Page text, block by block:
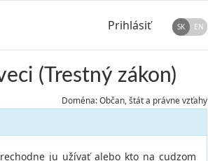
Prihlásiť SK EN
(Trestný zákon)
Doména: Občan, štát a právne vzťahy
ju užívať alebo kto na cudzom